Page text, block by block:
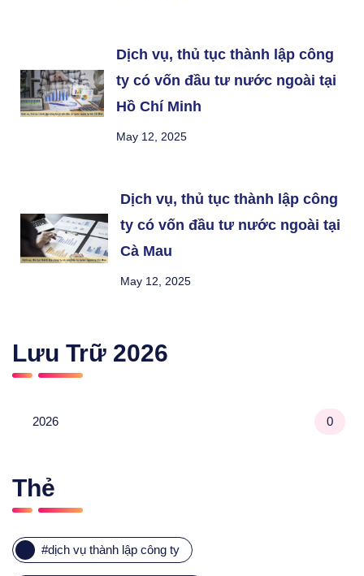
Dịch vụ, thủ tục thành lập công
ty có vốn đầu tư nước ngoài tại
Hồ Chí Minh
May 12, 2025
Dịch vụ, thủ tục thành lập công
ty có vốn đầu tư nước ngoài tại
Cà Mau
May 12, 2025
Lưu Trữ 2026
2026 0
Thẻ
#dịch vụ thành lập công ty